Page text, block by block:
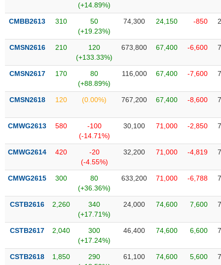
(+14.89%)
CMBB2613 310
50
(+19.23%)
74,300 24,150 -850
CMSN2616 210
120
(+133.33%)
673,800 67,400 -6,600
CMSN2617 170
80
(+88.89%)
116,000 67,400 -7,600
CMSN2618 120 (0.00%) 767,200 67,400 -8,600
CMWG2613 580
-100
(-14.71%)
30,100 71,000 -2,850
CMWG2614 420
-20
(-4.55%)
32,200 71,000 -4,819
CMWG2615 300
80
(+36.36%)
633,200 71,000 -6,788
CSTB2616 2,260
340
(+17.71%)
24,000 74,600 7,600
CSTB2617 2,040
300
(+17.24%)
46,400 74,600 6,600
CSTB2618 1,850
290
61,100 74,600 5,600
Tất cả Người nội bộ Người liên quan Cổ đông lớn
Tin
tức
của
giả
(-)
phân
tích
Thuật
ngữ